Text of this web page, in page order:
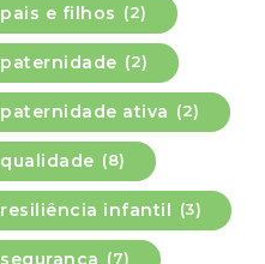
pais e filhos (2)
paternidade (2)
paternidade ativa (2)
qualidade (8)
resiliência infantil (3)
segurança (7)